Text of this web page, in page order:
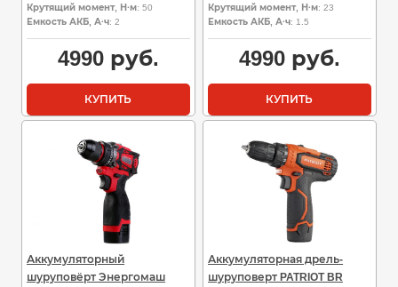
Крутящий момент, Н·м: 50
Емкость АКБ, А·ч: 2
4990руб.
КУПИТЬ
Крутящий момент, Н·м: 23
Емкость АКБ, А·ч: 1.5
4990руб.
КУПИТЬ
Аккумуляторный
шуруповёрт Энергомаш
Аккумуляторная дрель-
шуруповерт PATRIOT BR